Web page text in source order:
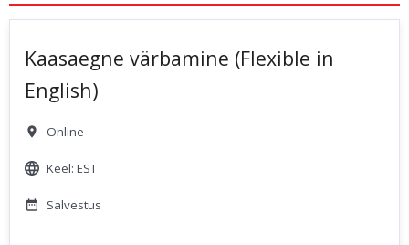
Kaasaegne värbamine (Flexible in
English)
Online
Keel: EST
Salvestus